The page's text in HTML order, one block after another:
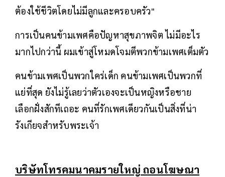
ต้องใช้ชีวิตโดยไม่มีลูกและครอบครัว"
การเป็นคนข้ามเพศคือปัญหาสุขภาพจิต ไม่มีอะไร
มากไปกว่านี้ ผมเข้าสู่โหมดโจมตีพวกข้ามเพศเต็มตัว
คนข้ามเพศเป็นพวกใคร่เด็ก คนข้ามเพศเป็นพวกที่
แย่ที่สุด ยังไม่รู้เลยว่าตัวเองจะเป็นหญิงหรือชาย
เลือกฝั่งสักทีเถอะ คนที่รักเพศเดียวกันเป็นสิ่งที่น่า
รังเกียจสำหรับพระเจ้า
บริษัทโทรคมนาคมรายใหญ่ ถอนโฆษณา